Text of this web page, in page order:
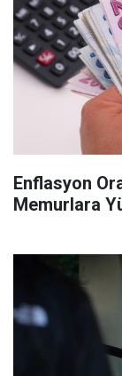
Enflasyon
Memurlara